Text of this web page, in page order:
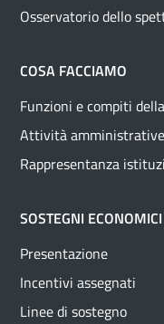
Osservatorio dello
COSA FACCIAMO
Funzioni e compiti
Attività amministrative
Rappresentanza
SOSTEGNI ECONOMICI
Presentazione
Incentivi assegnati
Linee di sostegno